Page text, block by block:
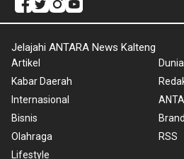
Jelajahi ANTARA News Kalteng
Artikel
Kabar Daerah
Internasional
Bisnis
Olahraga
Lifestyle
RSS